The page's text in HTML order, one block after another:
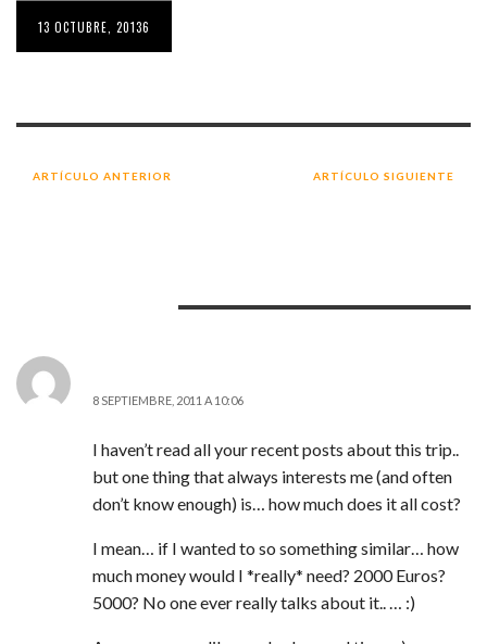
13 OCTUBRE, 20136
ARTÍCULO ANTERIOR ARTÍCULO SIGUIENTE
8 SEPTIEMBRE, 2011 A 10:06
I haven’t read all your recent posts about this trip..
but one thing that always interests me (and often
don’t know enough) is… how much does it all cost?
I mean… if I wanted to so something similar… how
much money would I *really* need? 2000 Euros?
5000? No one ever really talks about it.. … :)